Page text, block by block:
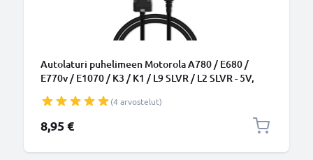
Autolaturi puhelimeen Motorola A780 / E680 /
E770v / E1070 / K3 / K1 / L9 SLVR / L2 SLVR - 5V,
(4 arvostelut)
8,95 €